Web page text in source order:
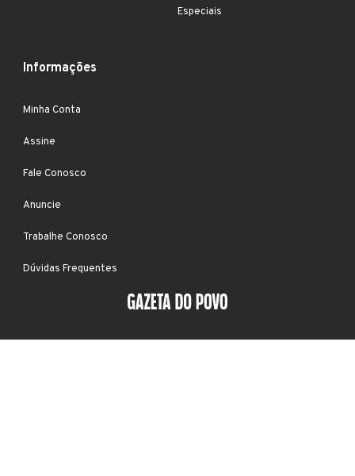
Especiais
Informações
Minha Conta
Assine
Fale Conosco
Anuncie
Trabalhe Conosco
Dúvidas Frequentes